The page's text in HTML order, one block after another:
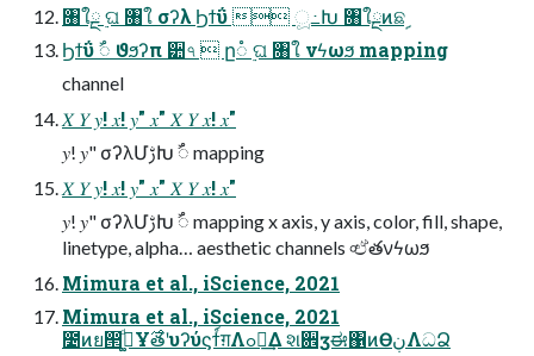
৘ใྔ ࣮ଘ ৘ใ σʔλ Ϧϯΰ  ූ߸Խ ৘ใྔͷଛࣦ
Ϧϯΰ ࣸ૾ ϑϧʔπ ੺৭  ը૾ ࣮ଘ ৘ใ νϟωϧ mapping
channel
𝑋 𝑌 𝑦! 𝑥! 𝑦" 𝑥" 𝑋 𝑌 𝑥! 𝑥"
𝑦! 𝑦" σʔλՄࢹԽ ࣸ૾ mapping
𝑋 𝑌 𝑦! 𝑥! 𝑦" 𝑥" 𝑋 𝑌 𝑥! 𝑥"
𝑦! 𝑦" σʔλՄࢹԽ ࣸ૾ mapping x axis, y axis, color, fill, shape,
linetype, alpha… aesthetic channels ৹ඒతνϟωϧ
Mimura et al., iScience, 2021
Mimura et al., iScience, 2021
೴ͷย൒ٿ͚ͩҰ࣌తʹυʔύϛϯ์ग़Λߋ৽͢Δ શ਎ӡಈ΁ͷӨڹΛධՁ